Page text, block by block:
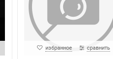
избранное сравнить